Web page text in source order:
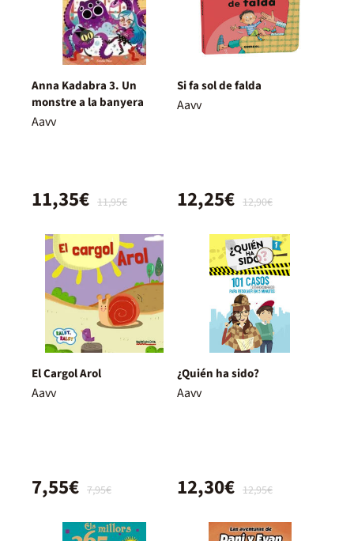
Anna Kadabra 3. Un
monstre a la banyera
Aavv
11,95€
11,35€
Si fa sol de falda
Aavv
12,90€
12,25€
El Cargol Arol
Aavv
7,95€
7,55€
¿Quién ha sido?
Aavv
12,95€
12,30€